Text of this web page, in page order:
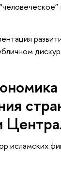
исламских